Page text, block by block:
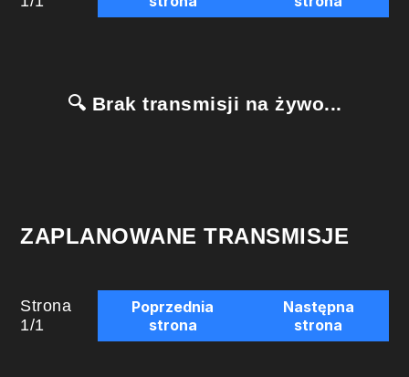
🔍 Brak transmisji na żywo...
ZAPLANOWANE TRANSMISJE
Strona
1/1
Poprzednia
strona
Następna
strona